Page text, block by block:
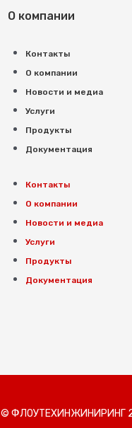
О компании
Контакты
О компании
Новости и медиа
Услуги
Продукты
Документация
Контакты
О компании
Новости и медиа
Услуги
Продукты
Документация
© ФЛОУТЕХИНЖИНИРИНГ